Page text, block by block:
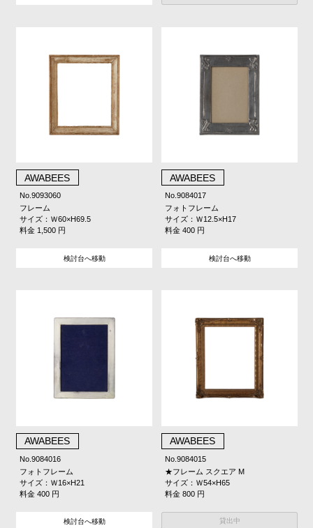
AWABEES
No.9093060
フレーム
サイズ：Ｗ60×H69.5
料金 1,500 円
検討台へ移動
AWABEES
No.9084017
フォトフレーム
サイズ：Ｗ12.5×H17
料金 400 円
検討台へ移動
AWABEES
No.9084016
フォトフレーム
サイズ：Ｗ16×H21
料金 400 円
検討台へ移動
AWABEES
No.9084015
★フレーム スクエア M
サイズ：Ｗ54×H65
料金 800 円
貸出中